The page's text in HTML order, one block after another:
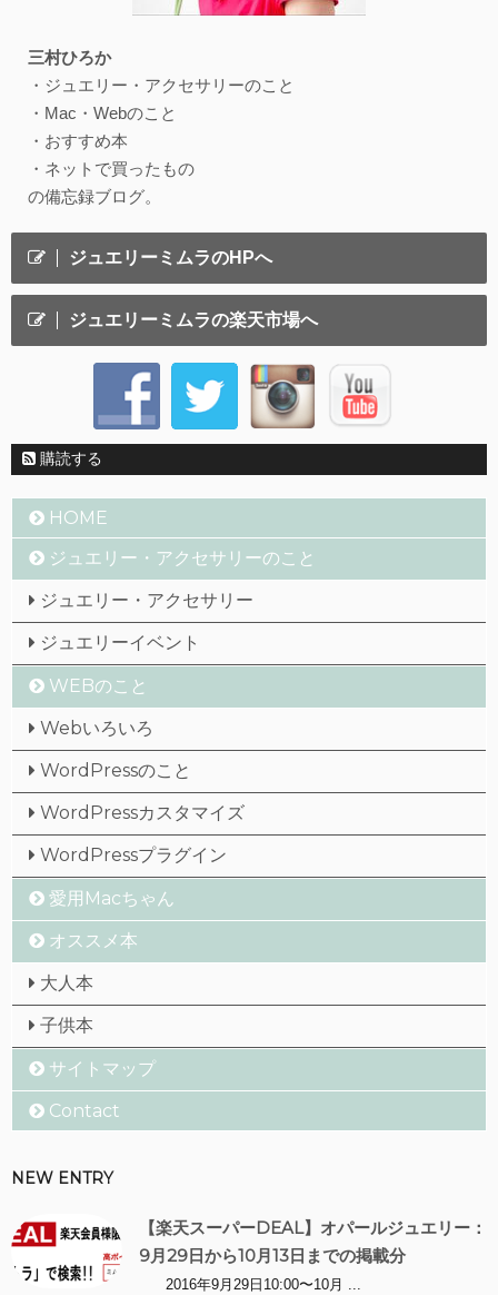
三村ひろか
・ジュエリー・アクセサリーのこと
・Mac・Webのこと
・おすすめ本
・ネットで買ったもの
の備忘録ブログ。
ジュエリーミムラのHPへ
ジュエリーミムラの楽天市場へ
購読する
HOME
ジュエリー・アクセサリーのこと
ジュエリー・アクセサリー
ジュエリーイベント
WEBのこと
Webいろいろ
WordPressのこと
WordPressカスタマイズ
WordPressプラグイン
愛用Macちゃん
オススメ本
大人本
子供本
サイトマップ
Contact
NEW ENTRY
【楽天スーパーDEAL】オパールジュエリー：
9月29日から10月13日までの掲載分
2016年9月29日10:00〜10月 ...